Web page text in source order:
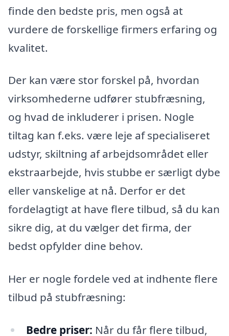
finde den bedste pris, men også at
vurdere de forskellige firmers erfaring og
kvalitet.
Der kan være stor forskel på, hvordan
virksomhederne udfører stubfræsning,
og hvad de inkluderer i prisen. Nogle
tiltag kan f.eks. være leje af specialiseret
udstyr, skiltning af arbejdsområdet eller
ekstraarbejde, hvis stubbe er særligt dybe
eller vanskelige at nå. Derfor er det
fordelagtigt at have flere tilbud, så du kan
sikre dig, at du vælger det firma, der
bedst opfylder dine behov.
Her er nogle fordele ved at indhente flere
tilbud på stubfræsning:
Bedre priser: Når du får flere tilbud,